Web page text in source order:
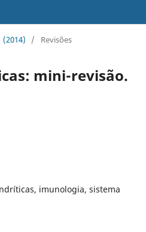
(2014) / Revisões
mini-revisão.
imunologia, sistema